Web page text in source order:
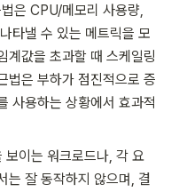
은 CPU/메모리 사용량,
타낼 수 있는 메트릭을 모
계값을 초과할 때 스케일링
법은 부하가 점진적으로 증
사용하는 상황에서 효과적
이는 워크로드나, 각 요
는 잘 동작하지 않으며, 결